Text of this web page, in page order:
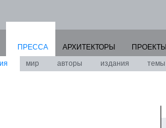
ПРЕССА
мир авторы издания темы
АРХИТЕКТОРЫ ПРОЕКТЫ